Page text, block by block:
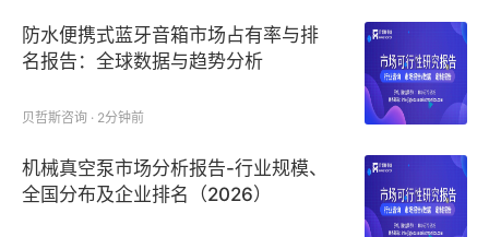
防水便携式蓝牙音箱市场占有率与排
名报告：全球数据与趋势分析
贝哲斯咨询 · 2分钟前
机械真空泵市场分析报告-行业规模、
全国分布及企业排名（2026）